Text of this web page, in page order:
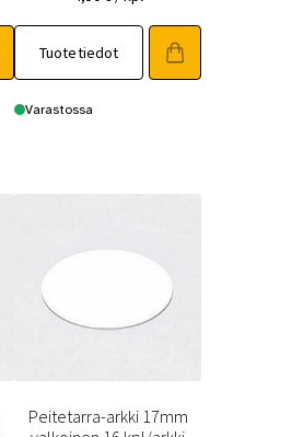
Tuotetiedot
Varastossa
Peitetarra-arkki 17mm